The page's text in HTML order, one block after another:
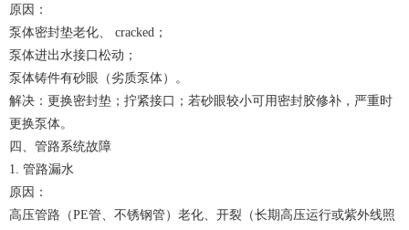
原因：
泵体密封垫老化、 cracked；
泵体进出水接口松动；
泵体铸件有砂眼（劣质泵体）。
解决：更换密封垫；拧紧接口；若砂眼较小可用密封胶修补，严重时
更换泵体。
四、管路系统故障
1. 管路漏水
原因：
高压管路（PE管、不锈钢管）老化、开裂（长期高压运行或紫外线照